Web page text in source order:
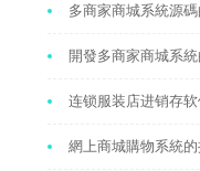
多商家商城系統源
開發多商家商城系
连锁服装店进销存软
網上商城購物系統